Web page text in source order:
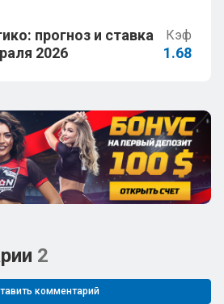
прогноз и ставка
2026
Кэф
1.68
2
комментарий